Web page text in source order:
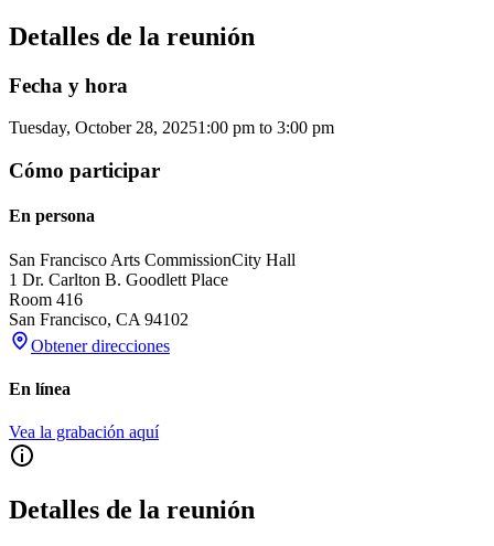
Detalles de la reunión
Fecha y hora
Tuesday, October 28, 20251:00 pm to 3:00 pm
Cómo participar
En persona
San Francisco Arts CommissionCity Hall
1 Dr. Carlton B. Goodlett Place
Room 416
San Francisco, CA 94102
Obtener direcciones
En línea
Vea la grabación aquí
Detalles de la reunión